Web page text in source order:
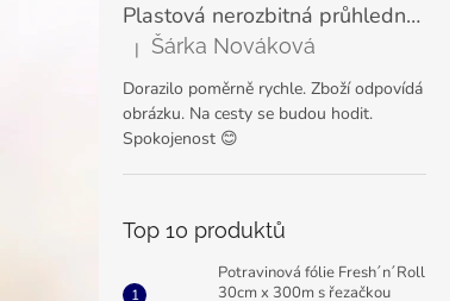
Plastová nerozbitná průhledná sklenice na šampaňské a prosecco VERONA 180 ml
Hodnocení produktu je 5 z 5 hvězdiček.
| Šárka Nováková
Dorazilo poměrně rychle. Zboží odpovídá
obrázku. Na cesty se budou hodit.
Spokojenost 😊
Top 10 produktů
Potravinová fólie Fresh´n´Roll
30cm x 300m s řezačkou